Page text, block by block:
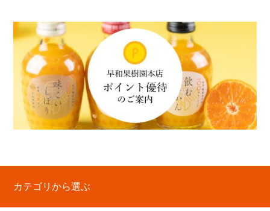
カテゴリから選ぶ